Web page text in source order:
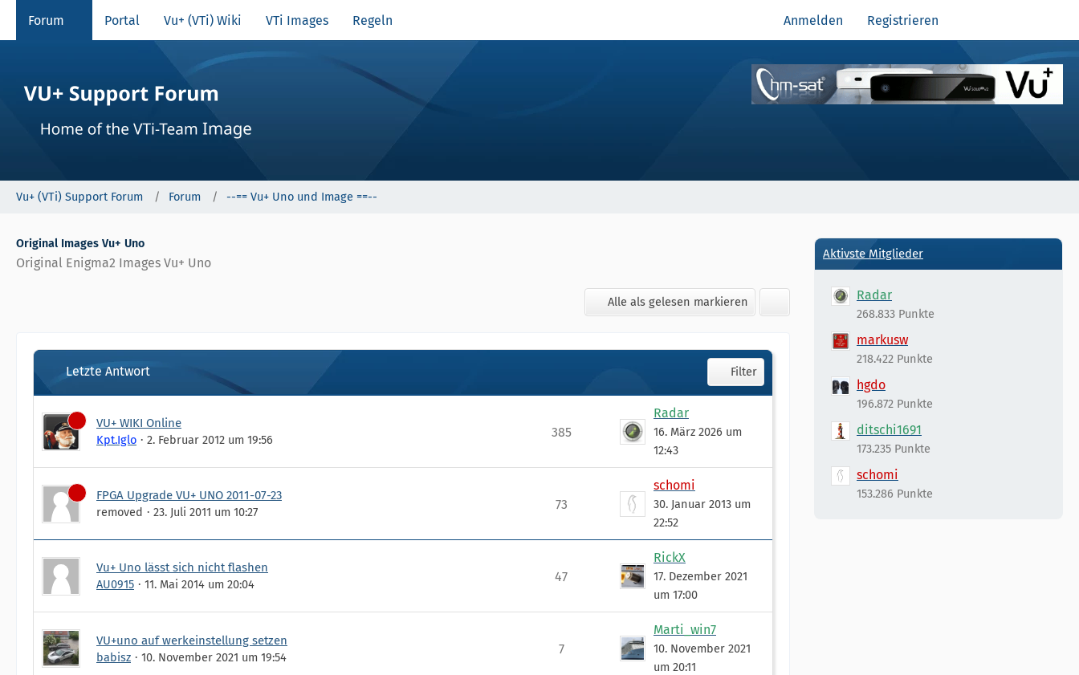
Forum Portal Vu+ (VTi) Wiki VTi Images Regeln Anmelden Registrieren
Vu+ (VTi) Support Forum Forum --== Vu+ Uno und Image ==--
Original Images Vu+ Uno
Original Enigma2 Images Vu+ Uno
Alle als gelesen markieren
Letzte Antwort Filter
VU+ WIKI Online
Kpt.Iglo
2. Februar 2012 um 19:56
385
Radar
16. März 2026 um
12:43
FPGA Upgrade VU+ UNO 2011-07-23
removed
23. Juli 2011 um 10:27
73
schomi
30. Januar 2013 um
22:52
Vu+ Uno lässt sich nicht flashen
AU0915
11. Mai 2014 um 20:04
47
RickX
17. Dezember 2021
um 17:00
VU+uno auf werkeinstellung setzen
babisz
10. November 2021 um 19:54
7
Marti_win7
10. November 2021
um 20:11
Aktivste Mitglieder
Radar
268.833 Punkte
markusw
218.422 Punkte
hgdo
196.872 Punkte
ditschi1691
173.235 Punkte
schomi
153.286 Punkte